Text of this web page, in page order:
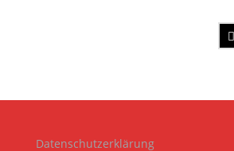
Datenschutzerklärung